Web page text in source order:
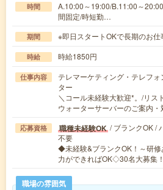
時間
A.10:00～19:00/B.11:00～
間固定/時短勤…
期間 ※即日スタートOKで長期のお
時給 時給1850円
仕事内容
テレマーケティング・テレフ
ター
＼コール未経験大歓迎*。/リス
ウォーターサーバーのご案内
応募資格 職種未経験OK / ブランクOK /
不要
◆未経験&ブランクOK！～研
力ができればOK◇30名大募集
職場の雰囲気